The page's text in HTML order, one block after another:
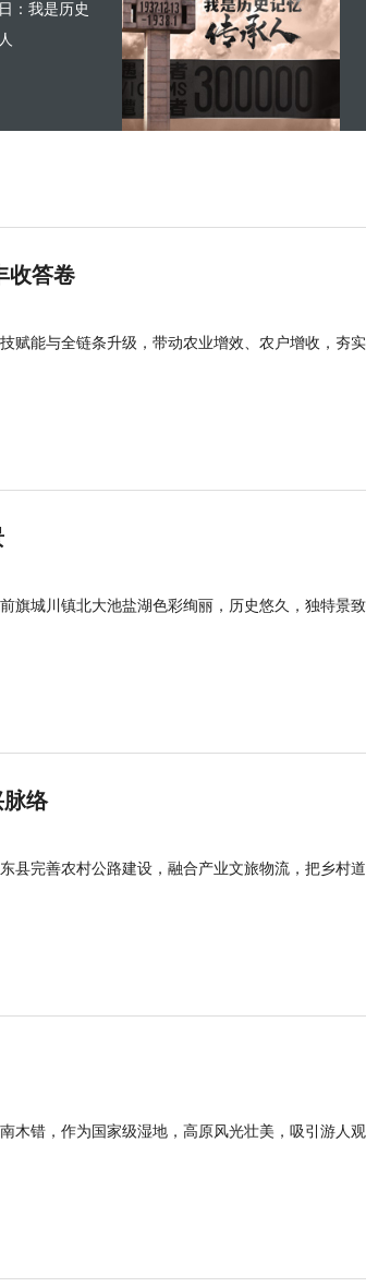
：我是历史
收答卷
赋能与全链条升级，带动农业增效、农户增收，夯
旗城川镇北大池盐湖色彩绚丽，历史悠久，独特景
络
县完善农村公路建设，融合产业文旅物流，把乡村
木错，作为国家级湿地，高原风光壮美，吸引游人观